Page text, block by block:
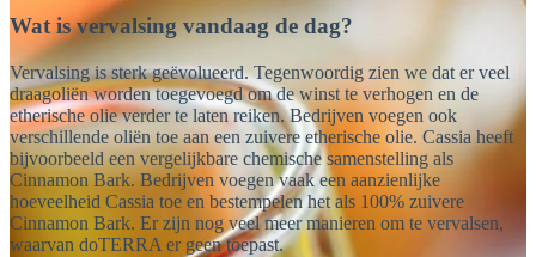
Wat is vervalsing vandaag de dag?
Vervalsing is sterk geëvolueerd. Tegenwoordig zien we dat er veel
draagoliën worden toegevoegd om de winst te verhogen en de
etherische olie verder te laten reiken. Bedrijven voegen ook
verschillende oliën toe aan een zuivere etherische olie. Cassia heeft
bijvoorbeeld een vergelijkbare chemische samenstelling als
Cinnamon Bark. Bedrijven voegen vaak een aanzienlijke
hoeveelheid Cassia toe en bestempelen het als 100% zuivere
Cinnamon Bark. Er zijn nog veel meer manieren om te vervalsen,
waarvan doTERRA er geen toepast.